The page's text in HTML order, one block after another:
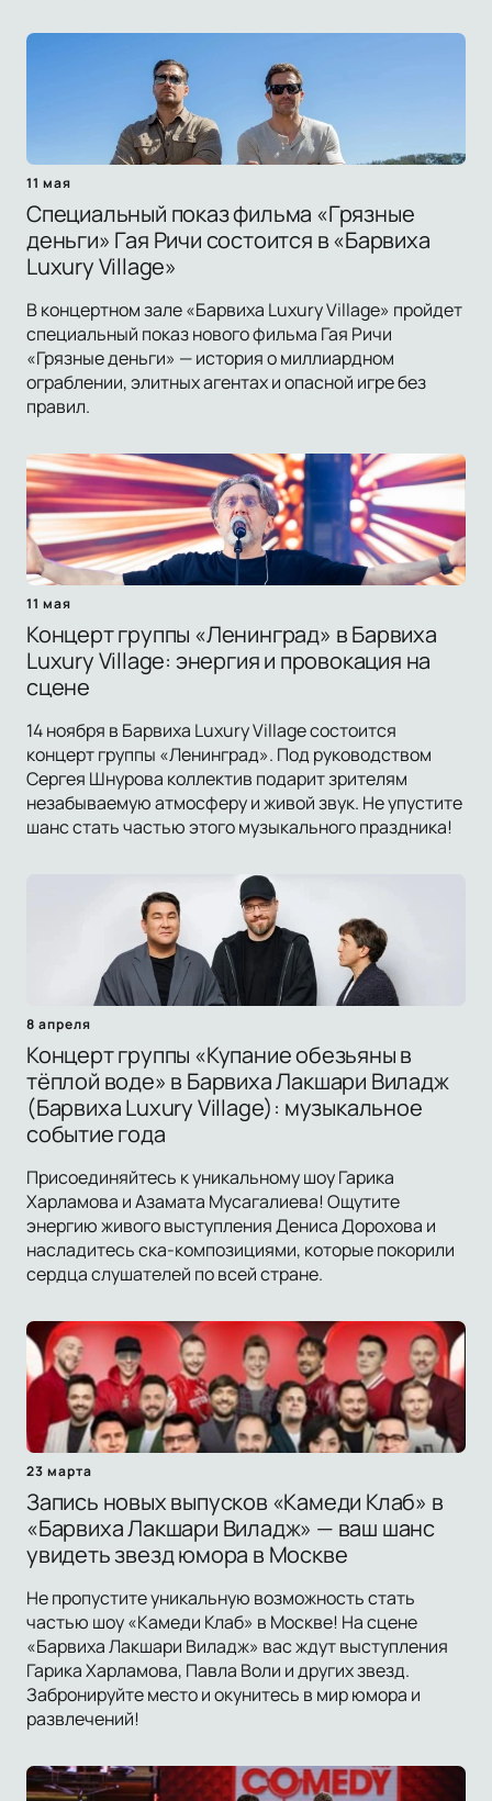
11 мая
Специальный показ фильма «Грязные
деньги» Гая Ричи состоится в «Барвиха
Luxury Village»
В концертном зале «Барвиха Luxury Village» пройдет
специальный показ нового фильма Гая Ричи
«Грязные деньги» — история о миллиардном
ограблении, элитных агентах и опасной игре без
правил.
11 мая
Концерт группы «Ленинград» в Барвиха
Luxury Village: энергия и провокация на
сцене
14 ноября в Барвиха Luxury Village состоится
концерт группы «Ленинград». Под руководством
Сергея Шнурова коллектив подарит зрителям
незабываемую атмосферу и живой звук. Не упустите
шанс стать частью этого музыкального праздника!
8 апреля
Концерт группы «Купание обезьяны в
тёплой воде» в Барвиха Лакшари Виладж
(Барвиха Luxury Village): музыкальное
событие года
Присоединяйтесь к уникальному шоу Гарика
Харламова и Азамата Мусагалиева! Ощутите
энергию живого выступления Дениса Дорохова и
насладитесь ска-композициями, которые покорили
сердца слушателей по всей стране.
23 марта
Запись новых выпусков «Камеди Клаб» в
«Барвиха Лакшари Виладж» — ваш шанс
увидеть звезд юмора в Москве
Не пропустите уникальную возможность стать
частью шоу «Камеди Клаб» в Москве! На сцене
«Барвиха Лакшари Виладж» вас ждут выступления
Гарика Харламова, Павла Воли и других звезд.
Забронируйте место и окунитесь в мир юмора и
развлечений!